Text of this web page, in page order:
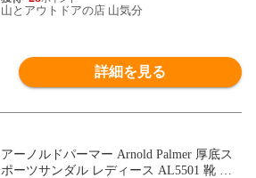
山とアウトドアの店 山気分
詳細を見る
アーノルドパーマー Arnold Palmer 厚底ス
ポーツサンダル レディース AL5501 靴 シ